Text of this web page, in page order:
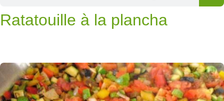
Ratatouille à la plancha